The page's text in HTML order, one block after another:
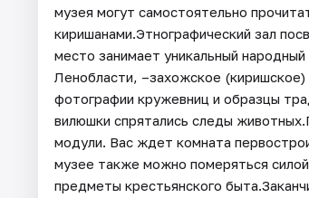
музея могут самостоятельно
киришанами.Этнографический зал
место занимает уникальный
Ленобласти, –захожское
фотографии кружевниц и образцы
вилюшки спрятались следы
модули. Вас ждет комната
музее также можно померяться
предметы крестьянского